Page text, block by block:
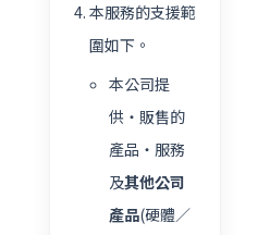
本服務的支援範
圍如下。
本公司提
供・販售的
產品・服務
及其他公司
產品(硬體／